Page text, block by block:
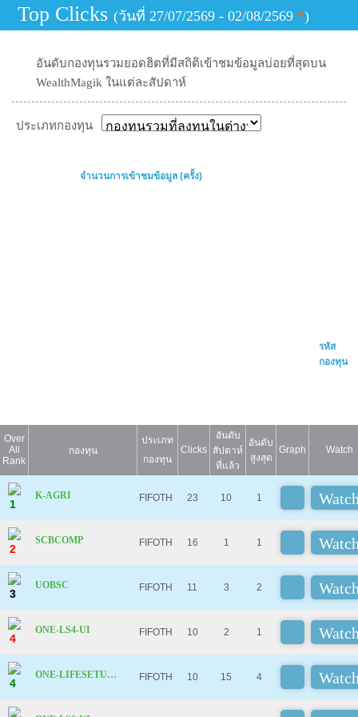
Top Clicks(วันที่ 27/07/2569 - 02/08/2569 *)
อันดับกองทุนรวมยอดฮิตที่มีสถิติเข้าชมข้อมูลบ่อยที่สุดบน
WealthMagik ในแต่ละสัปดาห์
ประเภทกองทุน
จำนวนการเข้าชมข้อมูล (ครั้ง)
รหัส
กองทุน
Over
All
Rank
กองทุน
ประเภท
กองทุน
Clicks
อันดับ
สัปดาห์
ที่แล้ว
อันดับ
สูงสุด
Graph Watch
1
K-AGRI FIFOTH 23 10 1
2
SCBCOMP FIFOTH 16 1 1
3
UOBSC FIFOTH 11 3 2
4
ONE-LS4-UI FIFOTH 10 2 1
4
ONE-LIFESETUSD-UI FIFOTH 10 15 4